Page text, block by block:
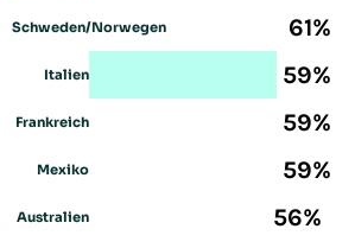
Schweden/Norwegen 61%
Italien 59%
Frankreich 59%
Mexiko 59%
Australien 56%